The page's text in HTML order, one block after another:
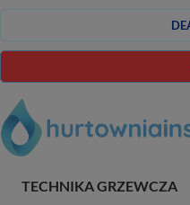
TECHNIKA GRZEWCZA